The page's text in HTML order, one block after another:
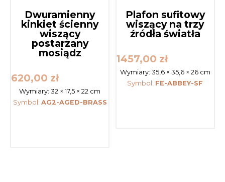
Dwuramienny
kinkiet ścienny
wiszący
postarzany
mosiądz
620,00 zł
Wymiary:32 × 17,5 × 22 cm
Symbol: AG2-AGED-BRASS
Plafon sufitowy
wiszący na trzy
źródła światła
1457,00 zł
Wymiary: 35,6 × 35,6 × 26 cm
Symbol: FE-ABBEY-SF